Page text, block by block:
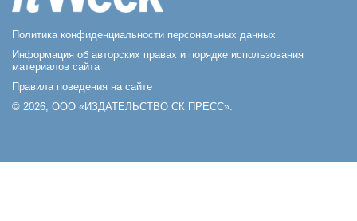
Политика конфиденциальности персональных данных
Информация об авторских правах и порядке использования
материалов сайта
Правила поведения на сайте
© 2026, ООО «ИЗДАТЕЛЬСТВО СК ПРЕСС».